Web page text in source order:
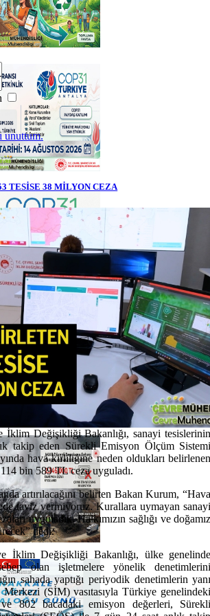
unuttum.
TESİSE 38 MİLYON CEZA
İklim Değişikliği Bakanlığı, sanayi
takip eden Sürekli Emisyon Ölçüm
hava kirliliğine neden oldukları
bin 589 TL ceza uyguladı.
artırılacağını belirten Bakan Kurum,
taviz vermiyoruz. Kurallara uymayan
uyguladık. Halkımızın sağlığı ve
dedi.
İklim Değişikliği Bakanlığı, ülke
olan işletmelere yönelik
sahada yaptığı periyodik denetimlerin
Merkezi (SİM) vasıtasıyla Türkiye
802 bacadaki emisyon değerleri,